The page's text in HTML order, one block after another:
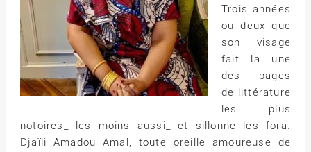
Trois années
ou deux que
son visage
fait la une
des pages
de littérature
les plus
notoires_ les moins aussi_ et sillonne les fora.
Djaïli Amadou Amal, toute oreille amoureuse de